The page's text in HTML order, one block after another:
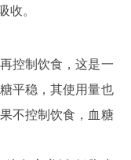
收。
控制饮食，这是一
平稳，其使用量也
不控制饮食，血糖